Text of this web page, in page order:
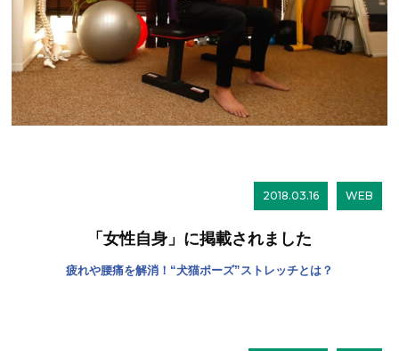
2018.03.16 WEB
「女性自身」に掲載されました
疲れや腰痛を解消！“犬猫ポーズ”ストレッチとは？